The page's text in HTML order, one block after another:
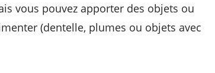
vous pouvez apporter des objets ou
(dentelle, plumes ou objets avec